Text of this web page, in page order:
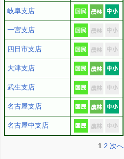
岐阜支店
一宮支店
四日市支店
大津支店
武生支店
名古屋支店
名古屋中支店
1 2 次へ